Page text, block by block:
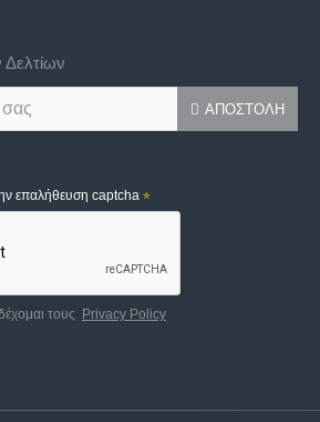
ΑΠΟΣΤΟΛΉ
επαλήθευση captcha
τους Privacy Policy